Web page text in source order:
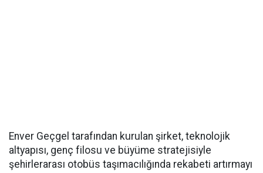
Enver Geçgel tarafından kurulan şirket, teknolojik
altyapısı, genç filosu ve büyüme stratejisiyle
şehirlerarası otobüs taşımacılığında rekabeti artırmayı